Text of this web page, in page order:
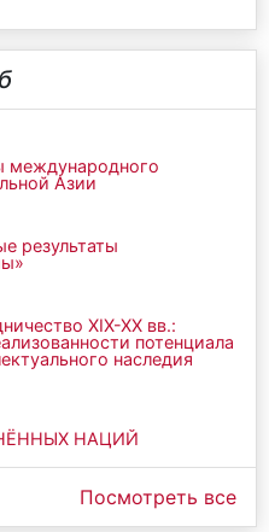
международного
Азии
результаты
ХIХ-ХХ вв.:
потенциала
наследия
НАЦИЙ
Посмотреть все